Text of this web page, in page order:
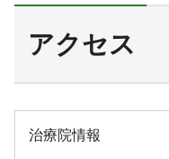
アクセス
治療院情報